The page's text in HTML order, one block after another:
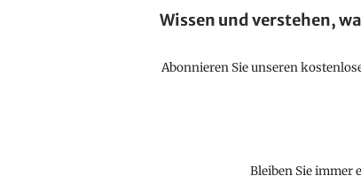
Wissen und verstehen,
Abonnieren Sie unseren
Bleiben Sie immer